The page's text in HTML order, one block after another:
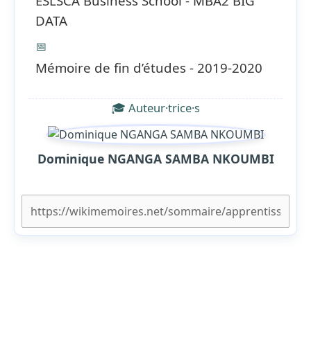
DATA
📅
Mémoire de fin d’études - 2019‐2020
🎓 Auteur·trice·s
Dominique NGANGA SAMBA NKOUMBI